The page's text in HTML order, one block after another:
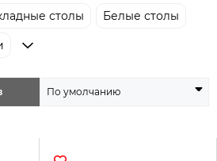
столы Белые столы